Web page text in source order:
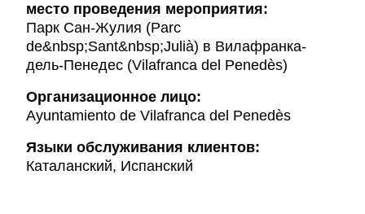
место проведения мероприятия:
Парк Сан-Жулия (Parc
de&nbsp;Sant&nbsp;Julià) в Вилафранка-
дель-Пенедес (Vilafranca del Penedès)
Организационное лицо:
Ayuntamiento de Vilafranca del Penedès
Языки обслуживания клиентов:
Каталанский, Испанский